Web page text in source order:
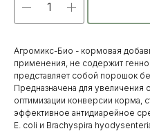
Агромикс-Био - кормовая
применения, не содержит
представляет собой порошок
Предназначена для
оптимизации конверсии корма,
эффективное антидиарейное
E. coli и Brachyspira